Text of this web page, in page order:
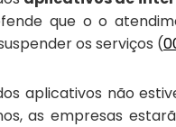
que oo
os serviços (
aplicativos não
as empresas